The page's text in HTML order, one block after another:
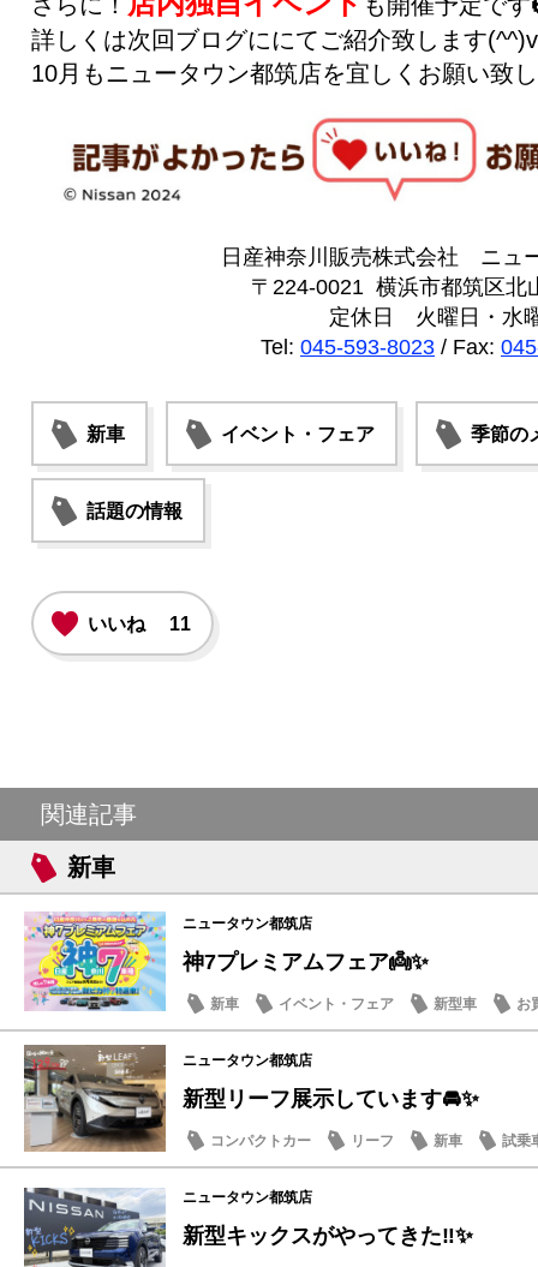
詳しくは次回ブログににてご紹介致します(^^)v
10月もニュータウン都筑店を宜しくお願い致
日産神奈川販売株式会社 ニュ
〒224-0021 横浜市都筑区北
定休日 火曜日・水
Tel: 045-593-8023 / Fax:
新車 イベント・フェア 季節の
話題の情報
いいね 11
関連記事
新車
ニュータウン都筑店
神7プレミアムフェア👼✨
新車 イベント・フェア 新型車 お
ニュータウン都筑店
新型リーフ展示しています🚘✨
コンパクトカー リーフ 新車 試乗
ニュータウン都筑店
新型キックスがやってきた‼️✨